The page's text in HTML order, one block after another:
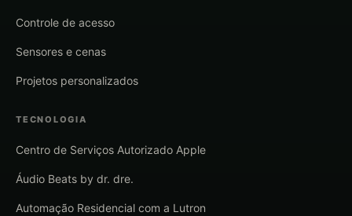
Controle de acesso
Sensores e cenas
Projetos personalizados
TECNOLOGIA
Centro de Serviços Autorizado Apple
Áudio Beats by dr. dre.
Automação Residencial com a Lutron